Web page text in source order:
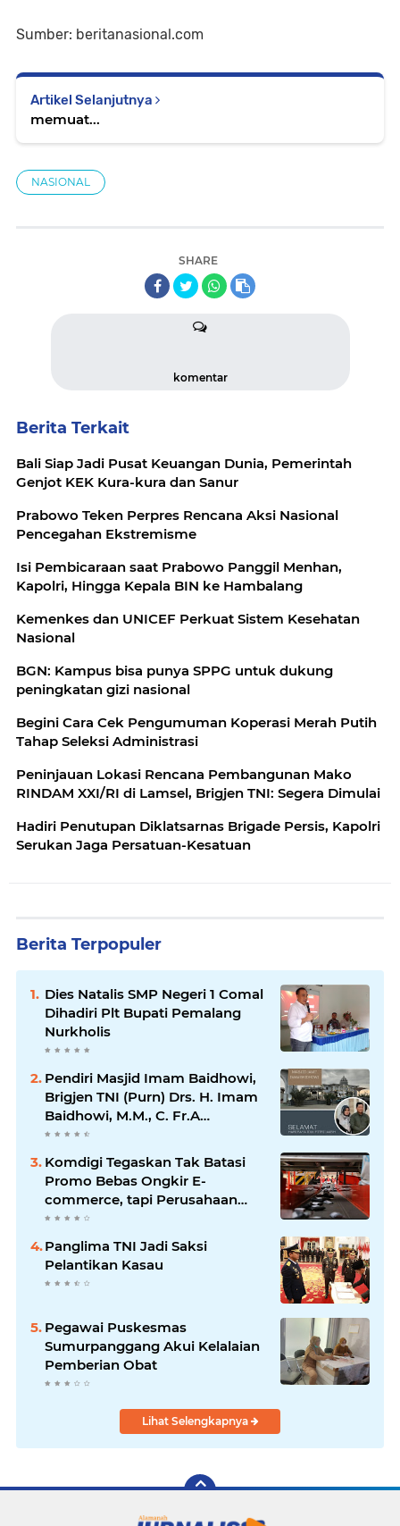
Sumber: beritanasional.com
Artikel Selanjutnya
memuat...
NASIONAL
SHARE
komentar
Berita Terkait
Bali Siap Jadi Pusat Keuangan Dunia, Pemerintah
Genjot KEK Kura-kura dan Sanur
Prabowo Teken Perpres Rencana Aksi Nasional
Pencegahan Ekstremisme
Isi Pembicaraan saat Prabowo Panggil Menhan,
Kapolri, Hingga Kepala BIN ke Hambalang
Kemenkes dan UNICEF Perkuat Sistem Kesehatan
Nasional
BGN: Kampus bisa punya SPPG untuk dukung
peningkatan gizi nasional
Begini Cara Cek Pengumuman Koperasi Merah Putih
Tahap Seleksi Administrasi
Peninjauan Lokasi Rencana Pembangunan Mako
RINDAM XXI/RI di Lamsel, Brigjen TNI: Segera Dimulai
Hadiri Penutupan Diklatsarnas Brigade Persis, Kapolri
Serukan Jaga Persatuan-Kesatuan
Berita Terpopuler
Dies Natalis SMP Negeri 1 Comal
Dihadiri Plt Bupati Pemalang
Nurkholis
Pendiri Masjid Imam Baidhowi,
Brigjen TNI (Purn) Drs. H. Imam
Baidhowi, M.M., C. Fr.A
Mengucapkan Selamat Idul Fitri
1445 H
Komdigi Tegaskan Tak Batasi
Promo Bebas Ongkir E-
commerce, tapi Perusahaan
Kurir
Panglima TNI Jadi Saksi
Pelantikan Kasau
Pegawai Puskesmas
Sumurpanggang Akui Kelalaian
Pemberian Obat
Lihat Selengkapnya